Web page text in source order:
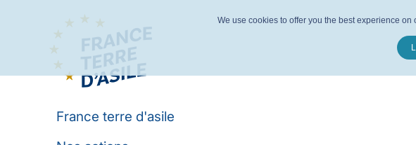
France terre d'asile
We use cookies to offer you the best experience